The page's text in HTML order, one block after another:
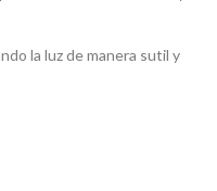
la luz de manera sutil y